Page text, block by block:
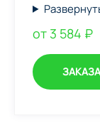
от 3 584 ₽